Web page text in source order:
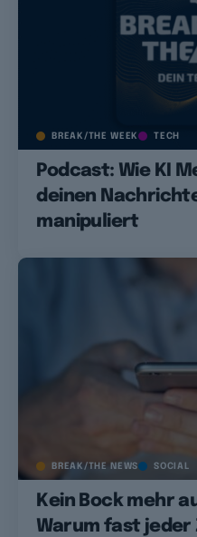
BREAK/THE WEEK TECH
Podcast: Wie KI
deinen
manipuliert
BREAK/THE NEWS SOCIAL
Kein Bock mehr
Warum fast jeder